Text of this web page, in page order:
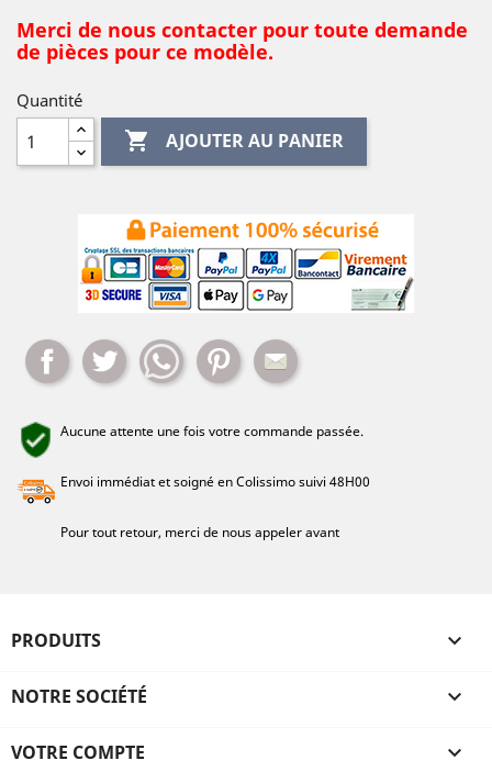
Merci de nous contacter pour toute demande
de pièces pour ce modèle.
Quantité
 AJOUTER AU PANIER
Partager Tweet WhatsappPinterest
Aucune attente une fois votre commande passée.
Envoi immédiat et soigné en Colissimo suivi 48H00
Pour tout retour, merci de nous appeler avant
PRODUITS 
NOTRE SOCIÉTÉ 
VOTRE COMPTE 